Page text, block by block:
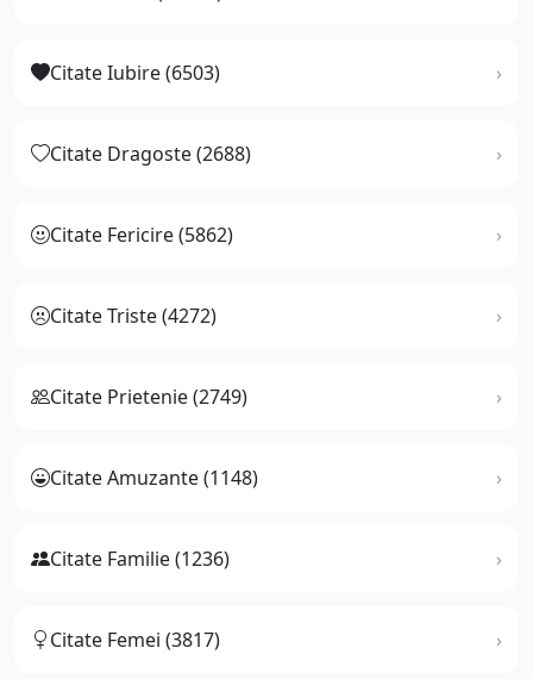
Citate Iubire (6503)
Citate Dragoste (2688)
Citate Fericire (5862)
Citate Triste (4272)
Citate Prietenie (2749)
Citate Amuzante (1148)
Citate Familie (1236)
Citate Femei (3817)